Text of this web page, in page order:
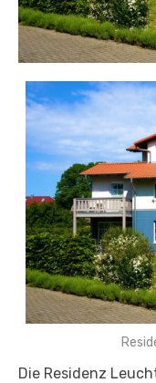
Die Residenz